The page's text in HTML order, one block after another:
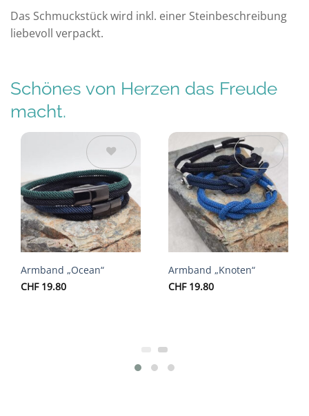
Das Schmuckstück wird inkl. einer Steinbeschreibung
liebevoll verpackt.
Schönes von Herzen das Freude
macht.
Auf die
Wunschliste
Armband „Ocean“
CHF19.80
Auf die
Wunschliste
Armband „Knoten“
CHF19.80